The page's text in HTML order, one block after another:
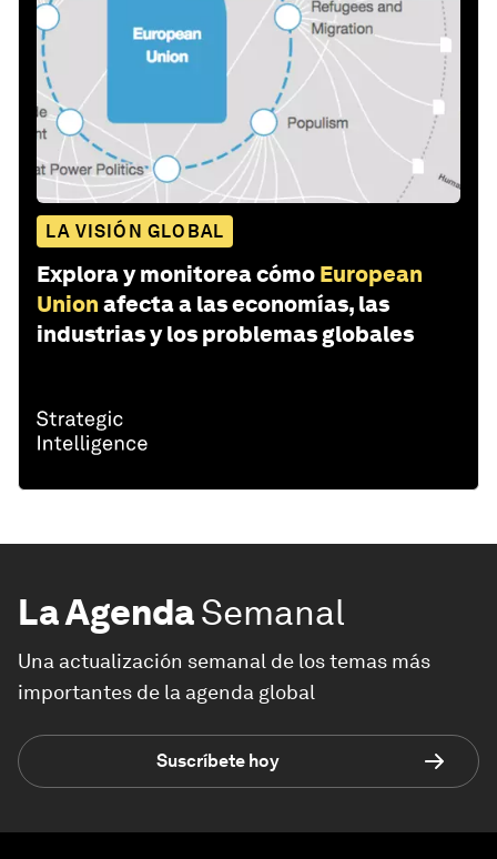
LA VISIÓN GLOBAL
Explora y monitorea cómo European
Union afecta a las economías, las
industrias y los problemas globales
La AgendaSemanal
Una actualización semanal de los temas más
importantes de la agenda global
Suscríbete hoy